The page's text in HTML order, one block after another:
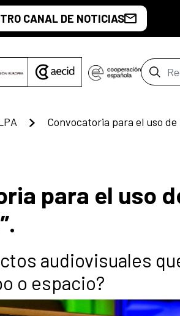
CANAL DE NOTICIAS
para el uso
audiovisuales
o espacio?